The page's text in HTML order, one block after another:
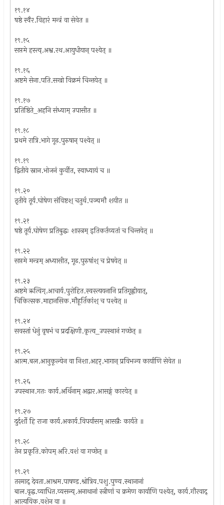
१९.१४
षष्ठे स्वैर.विहारं मन्त्रं वा सेवेत ॥
१९.१५
सप्तमे हस्त्य्.अश्व.रथ.आयुधीयान् पश्येत् ॥
१९.१६
अष्टमे सेना.पति.सखो विक्रमं चिन्तयेत् ॥
१९.१७
प्रतिष्ठिते_अहनि संध्याम् उपासीत ॥
१९.१८
प्रथमे रात्रि.भागे गूढ.पुरुषान् पश्येत् ॥
१९.१९
द्वितीये स्नान.भोजनं कुर्वीत, स्वाध्यायं च ॥
१९.२०
तृतीये तूर्य.घोषेण संविष्टश् चतुर्थ.पञ्चमौ शयीत ॥
१९.२१
षष्ठे तूर्य.घोषेण प्रतिबुद्धः शास्त्रम् इतिकर्तव्यतां च चिन्तयेत् ॥
१९.२२
सप्तमे मन्त्रम् अध्यासीत, गूढ.पुरुषांश् च प्रेषयेत् ॥
१९.२३
अष्टमे ऋत्विग्.आचार्य.पुरोहित.स्वस्त्ययनानि प्रतिगृह्णीयात्,
चिकित्सक.माहानसिक.मौहूर्तिकांश् च पश्येत् ॥
१९.२४
सवस्तां धेनुं वृषभं च प्रदक्षिणी.कृत्य_उपस्थानं गच्छेत् ॥
१९.२५
आत्म.बल.आनुकूल्येन वा निशा.अहर्.भागान् प्रविभज्य कार्याणि सेवेत ॥
१९.२६
उपस्थान.गतः कार्य.अर्थिनाम् अद्वार.आसङ्गं कारयेत् ॥
१९.२७
दुर्दर्शो हि राजा कार्य.अकार्य.विपर्यासम् आसन्नैः कार्यते ॥
१९.२८
तेन प्रकृति.कोपम् अरि.वशं वा गच्छेत् ॥
१९.२९
तस्माद् देवता.आश्रम.पाषण्ड.श्रोत्रिय.पशु.पुण्य.स्थानानां
बाल.वृद्ध.व्याधित.व्यसन्य्.अनाथानां स्त्रीणां च क्रमेण कार्याणि पश्येत्, कार्य.गौरवाद्
आत्ययिक.वशेन वा ॥